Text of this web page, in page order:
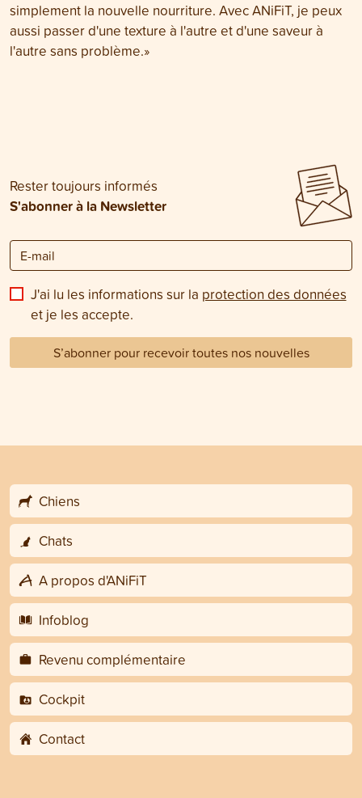
simplement la nouvelle nourriture. Avec ANiFiT, je peux
aussi passer d'une texture à l'autre et d'une saveur à
l'autre sans problème.»
Rester toujours informés
S'abonner à la Newsletter
J'ai lu les informations sur la protection des données
et je les accepte.
S’abonner pour recevoir toutes nos nouvelles
Chiens
Chats
A propos d'ANiFiT
Infoblog
Revenu complémentaire
Cockpit
Contact